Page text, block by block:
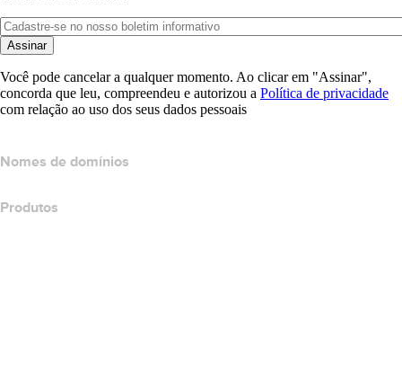
Assinar
Você pode cancelar a qualquer momento. Ao clicar em "Assinar",
concorda que leu, compreendeu e autorizou a Política de privacidade
com relação ao uso dos seus dados pessoais
Nomes de domínios
Produtos